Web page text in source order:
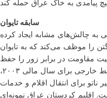
سابقه تایوان
به چالش‌های مشابه ایجاد کرده
را موظف می‌کند که به تایوان
مقاومت در برابر زور را حفظ
کند. از زمان قانون مجوز روابط خارجی برای سال مالی ۲۰۰۳،
ناتو برای انتقال اقلام و خدمات
اقلیم کردستان عراق نمونه‌ای